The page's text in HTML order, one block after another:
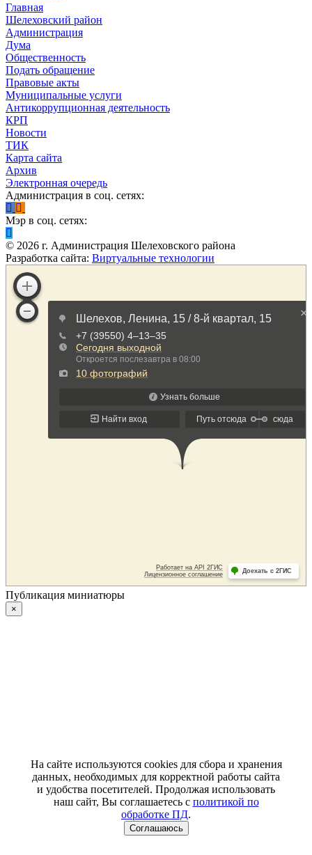
Главная
Шелеховский район
Администрация
Дума
Общественность
Подать обращение
Правовые акты
Муниципальные услуги
Антикоррупционная деятельность
КРП
Новости
ТИК
Карта сайта
Архив
Электронная очередь
Администрация в соц. сетях:
Мэр в соц. сетях:
© 2026 г. Администрация Шелеховского района
Разработка сайта: Виртуальные технологии
Публикация миниатюры
×
На сайте используются cookies для сбора и хранения
данных, необходимых для корректной работы сайта
и удобства посетителей. Продолжая использовать
наш сайт, Вы соглашаетесь с политикой по
обработке ПД.
Соглашаюсь